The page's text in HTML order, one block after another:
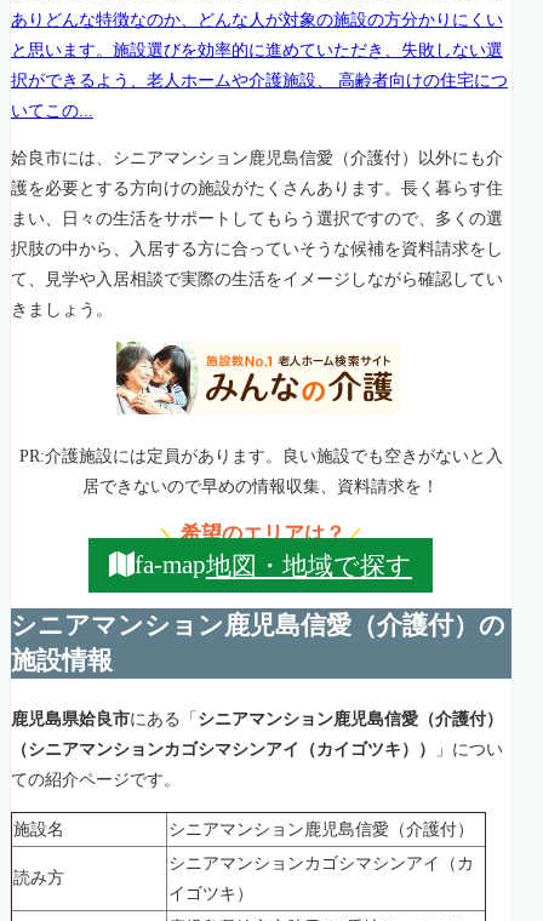
ありどんな特徴なのか、どんな人が対象の施設の方分かりにくい
と思います。施設選びを効率的に進めていただき、失敗しない選
択ができるよう、老人ホームや介護施設、 高齢者向けの住宅につ
いてこの...
姶良市には、シニアマンション鹿児島信愛（介護付）以外にも介
護を必要とする方向けの施設がたくさんあります。長く暮らす住
まい、日々の生活をサポートしてもらう選択ですので、多くの選
択肢の中から、入居する方に合っていそうな候補を資料請求をし
て、見学や入居相談で実際の生活をイメージしながら確認してい
きましょう。
PR:介護施設には定員があります。良い施設でも空きがないと入
居できないので早めの情報収集、資料請求を！
＼希望のエリアは？／
fa-map地図・地域で探す
シニアマンション鹿児島信愛（介護付）の
施設情報
鹿児島県姶良市にある「 シニアマンション鹿児島信愛（介護付）
（シニアマンションカゴシマシンアイ（カイゴツキ））
」につい
ての紹介ページです。
施設名 シニアマンション鹿児島信愛（介護付）
読み方
シニアマンションカゴシマシンアイ（カ
イゴツキ）